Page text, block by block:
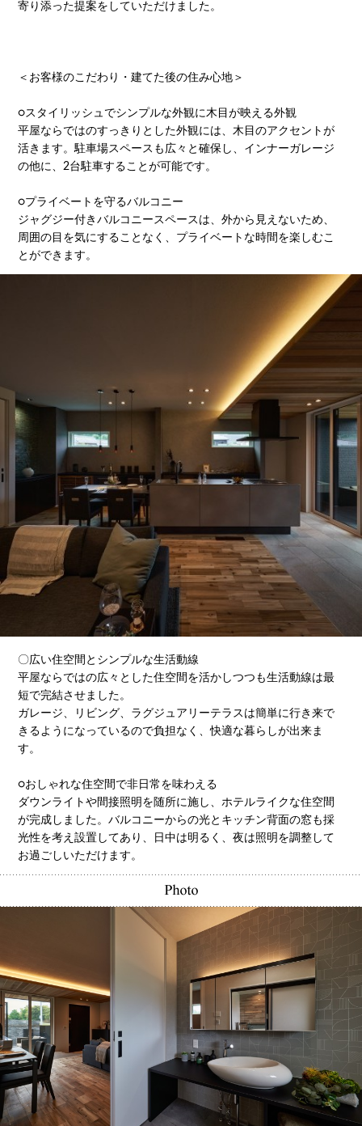
寄り添った提案をしていただけました。
＜お客様のこだわり・建てた後の住み心地＞
○スタイリッシュでシンプルな外観に木目が映える外観
平屋ならではのすっきりとした外観には、木目のアクセントが
活きます。駐車場スペースも広々と確保し、インナーガレージ
の他に、2台駐車することが可能です。
○プライベートを守るバルコニー
ジャグジー付きバルコニースペースは、外から見えないため、
周囲の目を気にすることなく、プライベートな時間を楽しむこ
とができます。
〇広い住空間とシンプルな生活動線
平屋ならではの広々とした住空間を活かしつつも生活動線は最
短で完結させました。
ガレージ、リビング、ラグジュアリーテラスは簡単に行き来で
きるようになっているので負担なく、快適な暮らしが出来ま
す。
○おしゃれな住空間で非日常を味わえる
ダウンライトや間接照明を随所に施し、ホテルライクな住空間
が完成しました。バルコニーからの光とキッチン背面の窓も採
光性を考え設置してあり、日中は明るく、夜は照明を調整して
お過ごしいただけます。